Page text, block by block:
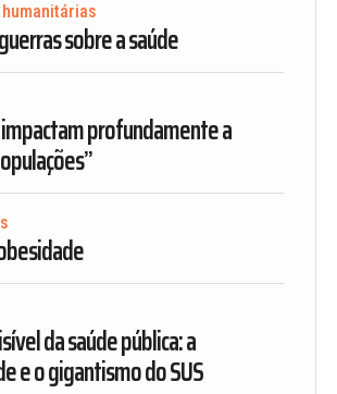
sobre a saúde
profundamente a
da saúde pública: a
e o gigantismo do SUS